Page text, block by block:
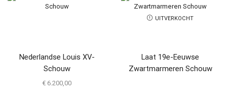
Nederlandse Louis XV-
Schouw
€ 6.200,00
UITVERKOCHT
Laat 19e-Eeuwse
Zwartmarmeren Schouw